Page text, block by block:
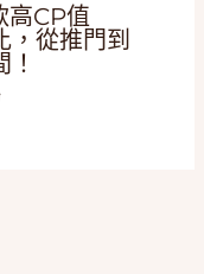
高CP值
，從推門到